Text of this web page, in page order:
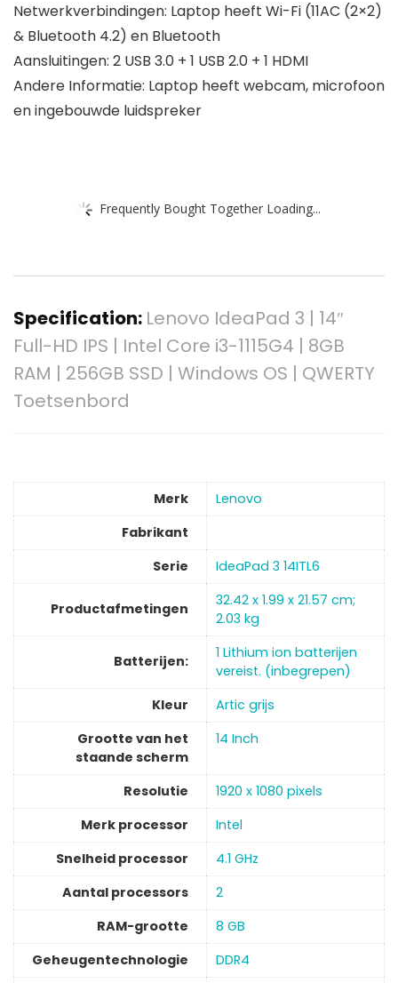
Netwerkverbindingen: Laptop heeft Wi-Fi (11AC (2×2)
& Bluetooth 4.2) en Bluetooth
Aansluitingen: 2 USB 3.0 + 1 USB 2.0 + 1 HDMI
Andere Informatie: Laptop heeft webcam, microfoon
en ingebouwde luidspreker
Frequently Bought Together Loading...
Specification: Lenovo IdeaPad 3 | 14″
Full-HD IPS | Intel Core i3-1115G4 | 8GB
RAM | 256GB SSD | Windows OS | QWERTY
Toetsenbord
Merk
‎Lenovo
Fabrikant
Serie
‎IdeaPad 3 14ITL6
Productafmetingen
‎32.42 x 1.99 x 21.57 cm;
2.03 kg
Batterijen:
‎1 Lithium ion batterijen
vereist. (inbegrepen)
Kleur
‎Artic grijs
Grootte van het
staande scherm
‎14 Inch
Resolutie
‎1920 x 1080 pixels
Merk processor
‎Intel
Snelheid processor
‎4.1 GHz
Aantal processors
‎2
RAM-grootte
‎8 GB
Geheugentechnologie
‎DDR4